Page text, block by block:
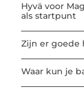
Hyvä voor
als startpunt
Zijn er goede
Waar kun je